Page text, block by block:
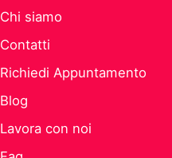
Chi siamo
Contatti
Richiedi Appuntamento
Blog
Lavora con noi